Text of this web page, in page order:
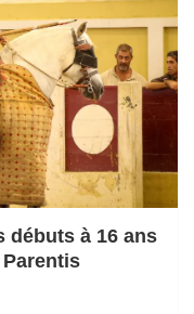
débuts à 16 ans